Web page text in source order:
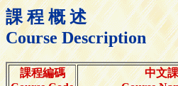
課 程 概 述
Course Description
課程編碼
中文